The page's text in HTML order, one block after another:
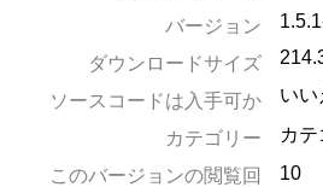
バージョン
ダウンロードサイズ
ソースコードは入手可か いい
カテゴリー
カ
このバージョンの閲覧回
10